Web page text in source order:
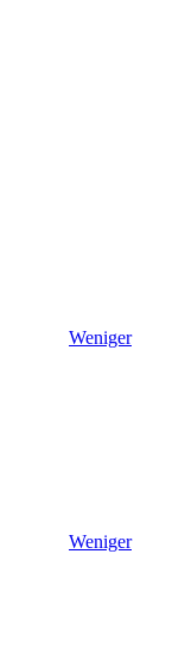
Weniger
Weniger